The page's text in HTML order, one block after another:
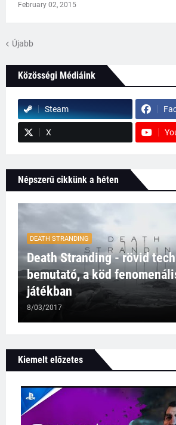
February 02, 2015
Újabb
Közösségi Médiáink
Steam
X
Népszerű cikkünk a héten
DEATH STRANDING
Death Stranding - rövid
bemutató, a köd
játékban
8/03/2017
Kiemelt előzetes